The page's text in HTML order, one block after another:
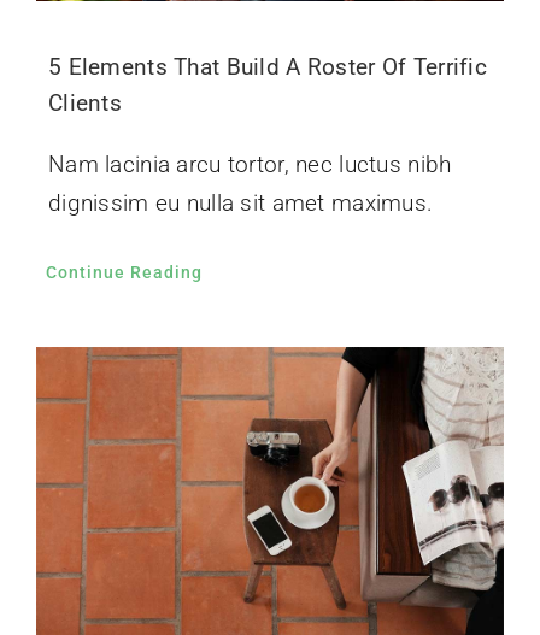
5 Elements That Build A Roster Of Terrific
Clients
Nam lacinia arcu tortor, nec luctus nibh
dignissim eu nulla sit amet maximus.
Continue Reading